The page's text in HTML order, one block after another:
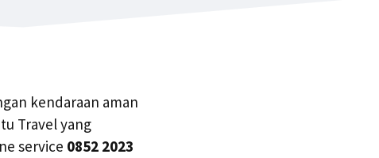
kendaraan aman
Travel yang
service 0852 2023